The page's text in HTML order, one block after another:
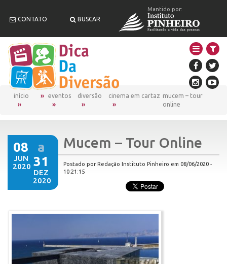
CONTATO BUSCAR
Mantido por:
início eventos diversão cinema em cartaz mucem – tour
online
08
JUN
2020
a
31
DEZ
2020
Mucem – Tour Online
Postado por Redação Instituto Pinheiro em 08/06/2020 -
10:21:15